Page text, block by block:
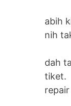
abih
nih
dah
tiket.